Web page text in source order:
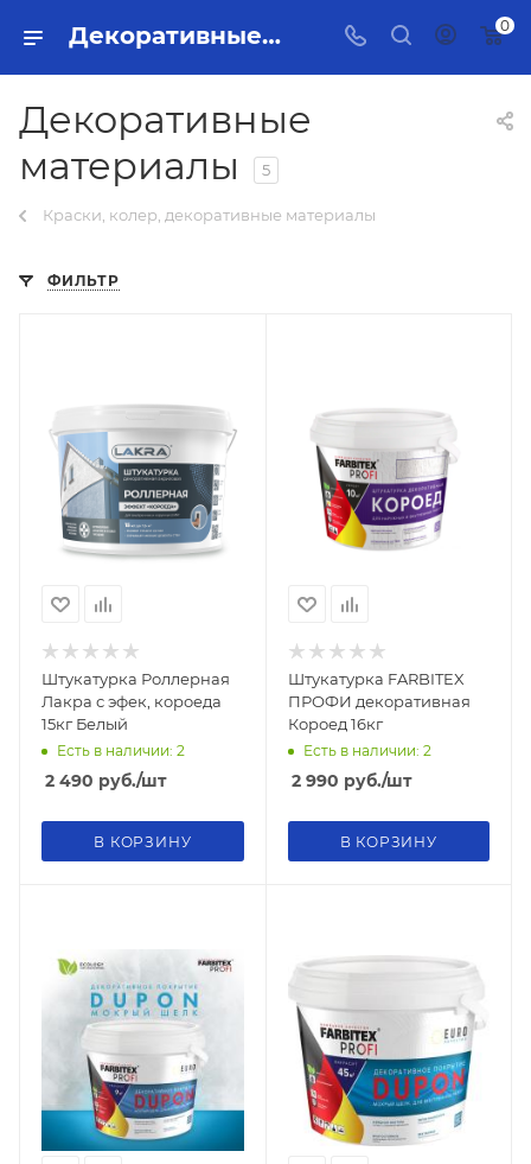
Декоративные материалы Тольятти - купить в интернет-магазине, каталог с ценами и характеристиками 0
Декоративные
материалы
5
Краски, колер, декоративные материалы
ФИЛЬТР
Штукатурка Роллерная
Лакра с эфек, короеда
15кг Белый
Есть в наличии: 2
2 490 руб./шт
В КОРЗИНУ
Штукатурка FARBITEX
ПРОФИ декоративная
Короед 16кг
Есть в наличии: 2
2 990 руб./шт
В КОРЗИНУ